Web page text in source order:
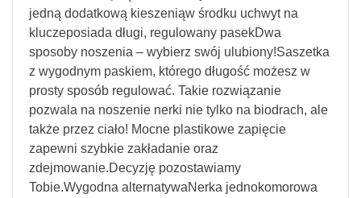
jedną dodatkową kieszeniąw środku uchwyt na
kluczeposiada długi, regulowany pasekDwa
sposoby noszenia – wybierz swój ulubiony!Saszetka
z wygodnym paskiem, którego długość możesz w
prosty sposób regulować. Takie rozwiązanie
pozwala na noszenie nerki nie tylko na biodrach, ale
także przez ciało! Mocne plastikowe zapięcie
zapewni szybkie zakładanie oraz
zdejmowanie.Decyzję pozostawiamy
Tobie.Wygodna alternatywaNerka jednokomorowa